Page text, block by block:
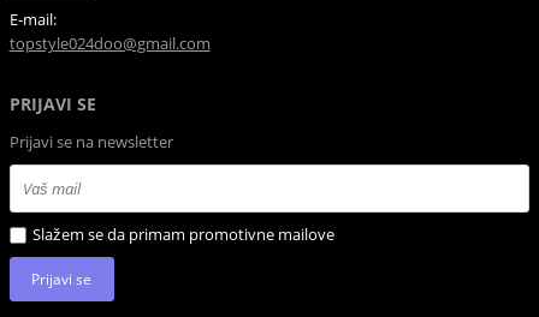
E-mail:
topstyle024doo@gmail.com
PRIJAVI SE
Prijavi se na newsletter
Slažem se da primam promotivne mailove
Prijavi se